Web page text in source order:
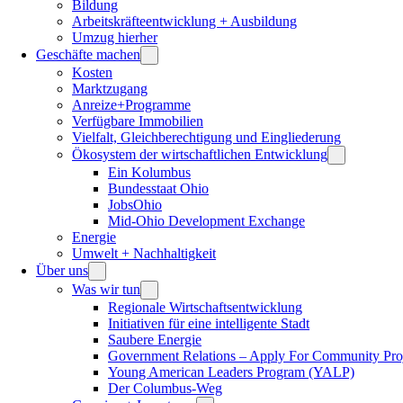
Bildung
Arbeitskräfteentwicklung + Ausbildung
Umzug hierher
Geschäfte machen
Kosten
Marktzugang
Anreize+Programme
Verfügbare Immobilien
Vielfalt, Gleichberechtigung und Eingliederung
Ökosystem der wirtschaftlichen Entwicklung
Ein Kolumbus
Bundesstaat Ohio
JobsOhio
Mid-Ohio Development Exchange
Energie
Umwelt + Nachhaltigkeit
Über uns
Was wir tun
Regionale Wirtschaftsentwicklung
Initiativen für eine intelligente Stadt
Saubere Energie
Government Relations – Apply For Community
Young American Leaders Program (YALP)
Der Columbus-Weg